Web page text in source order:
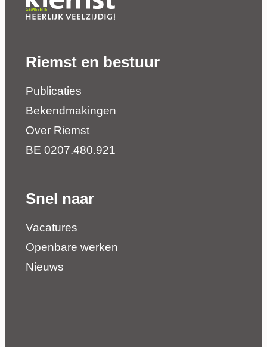
Riemst en bestuur
Publicaties
Bekendmakingen
Over Riemst
BE 0207.480.921
Snel naar
Vacatures
Openbare werken
Nieuws